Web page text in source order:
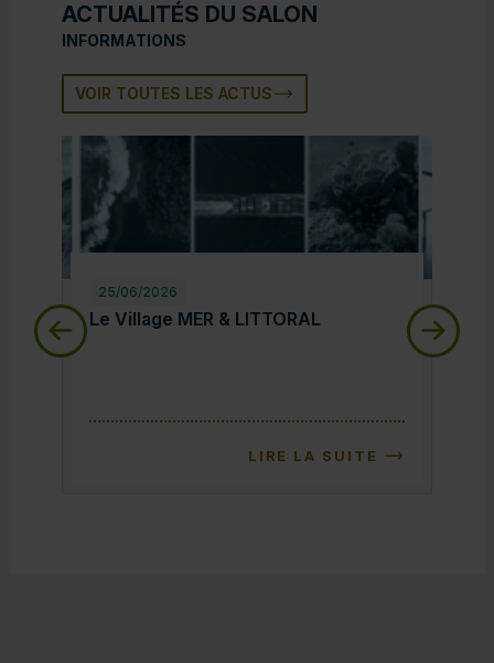
ACTUALITÉS DU SALON
INFORMATIONS
VOIR TOUTES LES ACTUS
25/06/2026
Le Village MER & LITTORAL
Le Village MER & LITTORAL
LIRE LA SUITE